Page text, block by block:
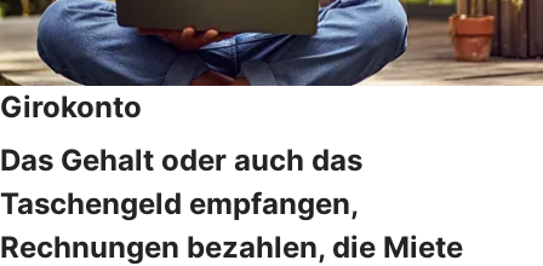
Girokonto
Das Gehalt oder auch das
Taschengeld empfangen,
Rechnungen bezahlen, die Miete